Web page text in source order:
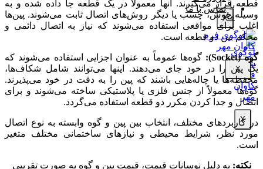
X
با
ما
X
تماس با ما
X
قطعه قرار می‌گیرند. آنها معمولاً در یک قطعه جا داده شده و به
وسیله جوش، چسب یا دیگر روش‌های اتصال ثابت می‌شوند. پین‌ها
اغلب برای مواقعی استفاده می‌شوند که نیاز به اتصال دائمی و
محکم بین دو قطعه است.
گوه (Socket):
گوه‌ها عموماً به عنوان اجزایی استفاده می‌شوند که
یک پین را در خود جای می‌دهند. اینها می‌توانند شامل شکاف‌ها،
محفظه‌ها یا چاله‌هایی باشند که پین را به دقت در خود می‌پذیرند.
گوه‌ها معمولاً از جنس فلزی یا پلاستیکی ساخته می‌شوند و برای
اتصال و جدا کردن مکرر دو قطعه استفاده می‌گردد.
در کاربردهای مختلف، انتخاب بین پین و گوه وابسته به نوع اتصال
مورد نظر، شرایط محیطی و نیازهای ساختمانی مختلف متغیر
است.
نکته: به دلیل نوسانات قیمت، قیمت پین و گوه به صورت تقریبی